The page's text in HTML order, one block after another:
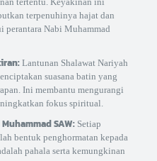
terpenuhinya hajat dan
perantara Nabi Muhammad
Lantunan Shalawat Nariyah
suasana batin yang
Ini membantu mengurangi
fokus spiritual.
SAW:Setiap
bentuk penghormatan kepada
pahala serta kemungkinan